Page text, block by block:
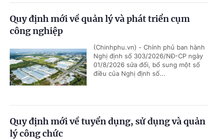
Quy định mới về quản lý và phát triển cụm
công nghiệp
(Chinhphu.vn) - Chính phủ ban hành
Nghị định số 303/2026/NĐ-CP ngày
01/8/2026 sửa đổi, bổ sung một số
điều của Nghị định số...
Quy định mới về tuyển dụng, sử dụng và quản
lý công chức